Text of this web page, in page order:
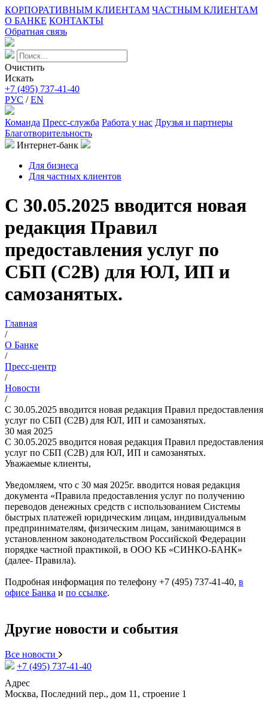
КОРПОРАТИВНЫМ КЛИЕНТАМ ЧАСТНЫМ КЛИЕНТАМ
О БАНКЕ КОНТАКТЫ
Обратная связь
Очистить
Искать
+7 (495) 737-41-40
РУС /EN
Команда Пресс-служба Работа у нас Друзья и партнеры
Благотворительность
Интернет-банк
Для бизнеса
Для частных клиентов
С 30.05.2025 вводится новая
редакция Правил
предоставления услуг по
СБП (C2B) для ЮЛ, ИП и
самозанятых.
Главная
/
О Банке
/
Пресс-центр
/
Новости
/
С 30.05.2025 вводится новая редакция Правил предоставления
услуг по СБП (C2B) для ЮЛ, ИП и самозанятых.
30 мая 2025
С 30.05.2025 вводится новая редакция Правил предоставления
услуг по СБП (C2B) для ЮЛ, ИП и самозанятых.
Уважаемые клиенты,
Уведомляем, что с 30 мая 2025г. вводится новая редакция
документа «Правила предоставления услуг по получению
переводов денежных средств с использованием Системы
быстрых платежей юридическим лицам, индивидуальным
предпринимателям, физическим лицам, занимающимся в
установленном законодательством Российской Федерации
порядке частной практикой, в ООО КБ «СИНКО-БАНК»
(далее- Правила).
Подробная информация по телефону +7 (495) 737-41-40, в
офисе Банка и по ссылке.
Другие новости и события
Все новости
+7 (495) 737-41-40
Адрес
Москва, Последний пер., дом 11, строение 1